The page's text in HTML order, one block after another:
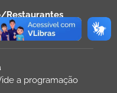
Restaurantes
11h às 22h
a programação